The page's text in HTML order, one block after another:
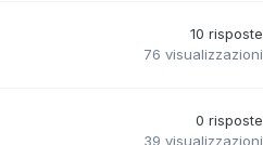
10 risposte
76 visualizzazioni
0 risposte
39 visualizzazioni